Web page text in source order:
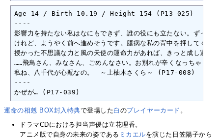
Age 14 / Birth 10.19 / Height 154 (P13-025)
----
影響力を持たない私はなにもできず、誰の役にも立たない。ずっと
けれど、ようやく前へ進めそうです。臆病な私の背中を押してくれ
授かった不思議な力と風の天使の運命力があれば、きっと成し遂
……飛鳥さん、みなさん、ごめんなさい。お別れが辛くなっちゃうか
私ね、八千代が心配なの。　～上柚木さくら～ (P17-008)
----
かぜが… (P17-039)
運命の相剋 BOX封入特典で登場した白 のプレイヤーカード 。
ドラマCDにおける担当声優は立花理香。
アニメ版で自身の未来の姿である ミカエルを演じた日笠陽子から